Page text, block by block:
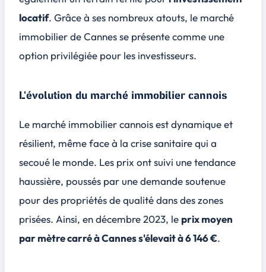
locatif. Grâce à ses nombreux atouts, le marché
immobilier de Cannes se présente comme une
option privilégiée pour les investisseurs.
L'évolution du marché immobilier cannois
Le marché immobilier cannois est dynamique et
résilient, même face à la crise sanitaire qui a
secoué le monde. Les prix ont suivi une tendance
haussière, poussés par une demande soutenue
pour des propriétés de qualité dans des zones
prisées. Ainsi, en décembre 2023, le prix moyen
par mètre carré à Cannes s'élevait à 6 146 €.